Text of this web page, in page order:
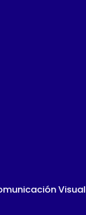
Visual